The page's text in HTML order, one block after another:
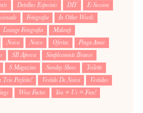
Detalhes Especiais DIY
E-Session
Fotografia
In Other Words
Lounge Fotografia
Makeup
Noiva Noivo Ofertas
Pinga Amor
SB Aprova
Simplesmente Branco
S Magazine Sunday Shoes
Toilette
Trio Perfeito! Vestido De Noiva
Vestidus
Wow Factor
You + Us = Fun!